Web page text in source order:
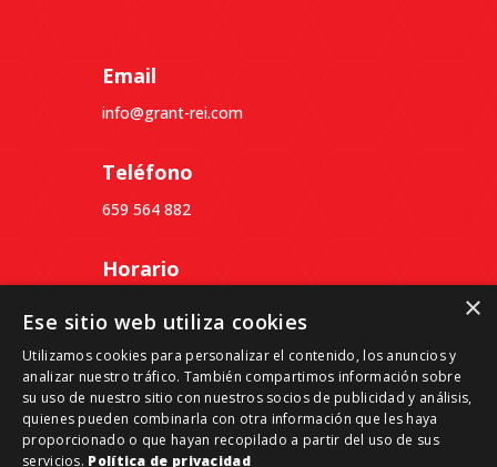
Email
info@grant-rei.com
Teléfono
659 564 882
Horario
Viernes: 09:30 a 14:00
Dirección
Passeig del Ferrocarril, 339, 3º 4ª, Despacho B,
08860 Castelldefels, Barcelona
×
Ese sitio web utiliza cookies
Utilizamos cookies para personalizar el contenido, los anuncios y
analizar nuestro tráfico. También compartimos información sobre
su uso de nuestro sitio con nuestros socios de publicidad y análisis,
quienes pueden combinarla con otra información que les haya
proporcionado o que hayan recopilado a partir del uso de sus
servicios. Política de privacidad